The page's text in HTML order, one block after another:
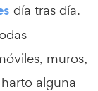
día tras día.
muros,
alguna